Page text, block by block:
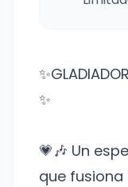
✨
💗🎶 Un
que